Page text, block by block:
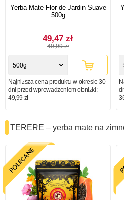
Yerba Mate Flor de Jardin Suave
500g
49,47 zł
49,99 zł
500g
Najniższa cena produktu w okresie 30
dni przed wprowadzeniem obniżki:
49,99 zł
TERERE – yerba mate na